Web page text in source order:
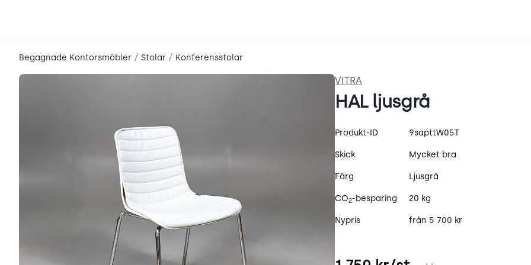
Begagnade Kontorsmöbler / Stolar / Konferensstolar
VITRA
HAL ljusgrå
Produktspecifikation
Produkt-ID 9sapttW05T
Skick Mycket bra
Färg Ljusgrå
CO2-besparing 20 kg
Nypris från 5 700 kr